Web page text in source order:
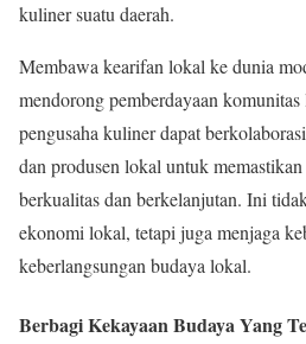
kuliner suatu daerah.
Membawa kearifan lokal ke dunia
mendorong pemberdayaan
pengusaha kuliner dapat
dan produsen lokal untuk
berkualitas dan berkelanjutan. Ini
ekonomi lokal, tetapi juga menjaga
keberlangsungan budaya lokal.
Berbagi Kekayaan Budaya Yang